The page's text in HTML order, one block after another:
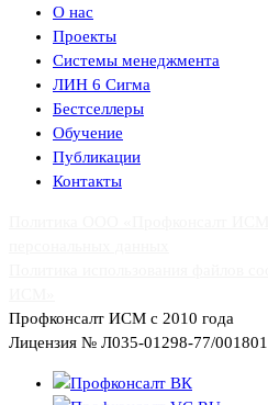
О нас
Проекты
Системы менеджмента
ЛИН 6 Сигма
Бестселлеры
Обучение
Публикации
Контакты
Профконсалт ИСМ с 2010 года
Лицензия № Л035-01298-77/